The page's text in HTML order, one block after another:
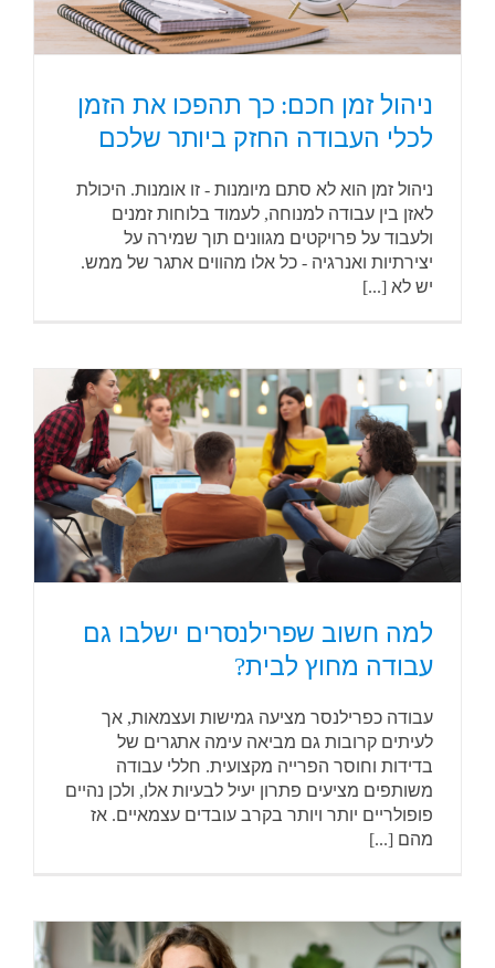
ניהול זמן חכם: כך תהפכו את הזמן
לכלי העבודה החזק ביותר שלכם
ניהול זמן הוא לא סתם מיומנות - זו אומנות. היכולת
לאזן בין עבודה למנוחה, לעמוד בלוחות זמנים
ולעבוד על פרויקטים מגוונים תוך שמירה על
יצירתיות ואנרגיה - כל אלו מהווים אתגר של ממש.
יש לא [...]
למה חשוב שפרילנסרים ישלבו גם
עבודה מחוץ לבית?
עבודה כפרילנסר מציעה גמישות ועצמאות, אך
לעיתים קרובות גם מביאה עימה אתגרים של
בדידות וחוסר הפרייה מקצועית. חללי עבודה
משותפים מציעים פתרון יעיל לבעיות אלו, ולכן נהיים
פופולריים יותר ויותר בקרב עובדים עצמאיים. אז
מהם [...]